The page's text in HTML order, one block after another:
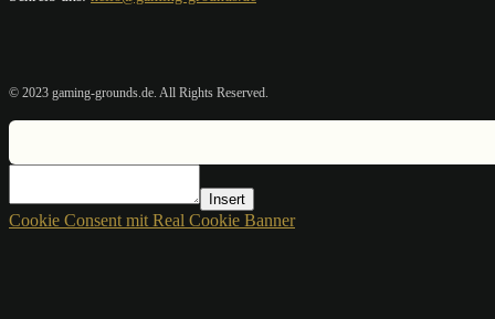
© 2023 gaming-grounds.de. All Rights Reserved.
Insert
Cookie Consent mit Real Cookie Banner